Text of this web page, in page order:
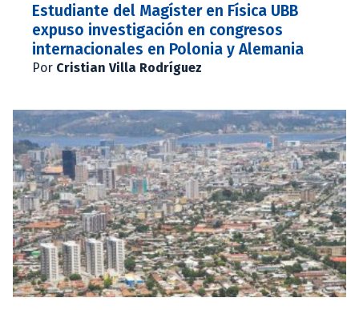
Estudiante del Magíster en Física UBB
expuso investigación en congresos
internacionales en Polonia y Alemania
Por Cristian Villa Rodríguez